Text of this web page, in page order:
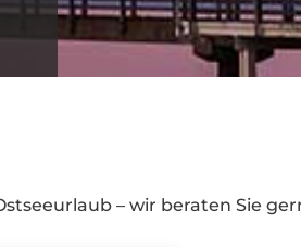
– wir beraten Sie